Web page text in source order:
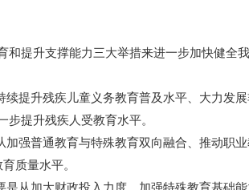
提升支撑能力三大举措来进一步加快健全
升残疾儿童义务教育普及水平、大力发
提升残疾人受教育水平。
普通教育与特殊教育双向融合、推动职
质量水平。
加大财政投入力度、加强特殊教育基础